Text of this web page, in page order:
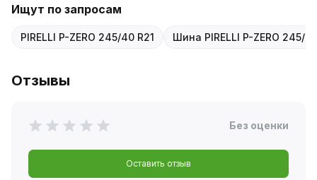
Ищут по запросам
PIRELLI P-ZERO 245/40 R21 Шина PIRELLI P-ZERO 245/
Отзывы
Без оценки
Оставить отзыв